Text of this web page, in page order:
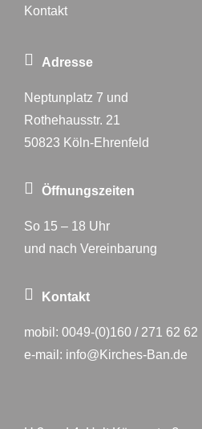
Kontakt
Adresse
Neptunplatz 7 und
Rothehausstr. 21
50823 Köln-Ehrenfeld
Öffnungszeiten
So 15 – 18 Uhr
und nach Vereinbarung
Kontakt
mobil: 0049-(0)160 / 271 62 62
e-mail: info@Kirches-Ban.de